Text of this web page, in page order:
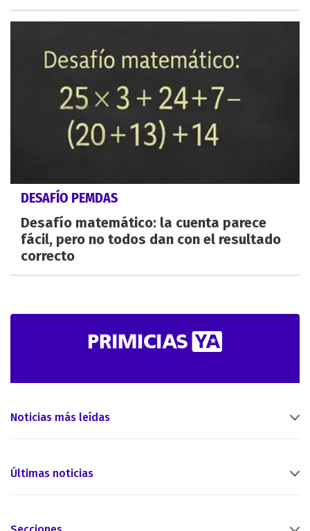
DESAFÍO PEMDAS
Desafío matemático: la cuenta parece
fácil, pero no todos dan con el resultado
correcto
Noticias más leídas
Últimas noticias